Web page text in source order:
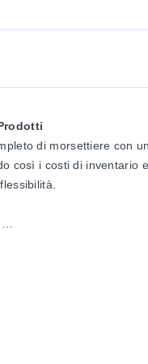
di morsettiere con
così i costi di inventario
della Serie XB è
-- Tutte e